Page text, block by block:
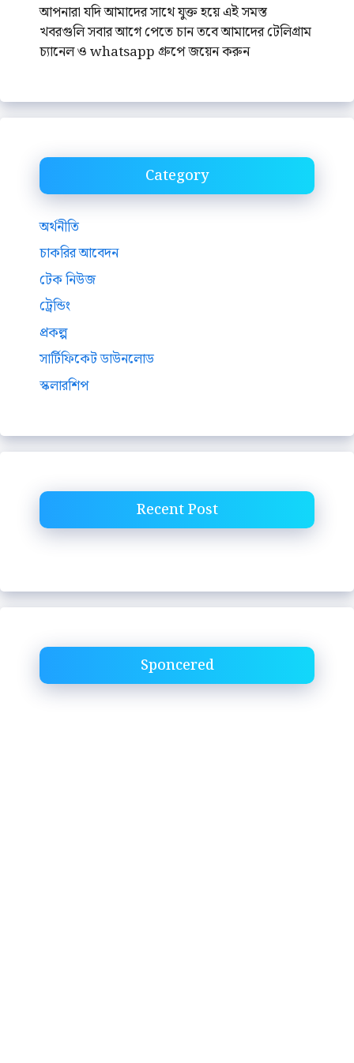
আপনারা যদি আমাদের সাথে যুক্ত হয়ে এই সমস্ত
খবরগুলি সবার আগে পেতে চান তবে আমাদের টেলিগ্রাম
চ্যানেল ও whatsapp গ্রুপে জয়েন করুন
Category
অর্থনীতি
চাকরির আবেদন
টেক নিউজ
ট্রেন্ডিং
প্রকল্প
সার্টিফিকেট ডাউনলোড
স্কলারশিপ
Recent Post
Sponcered